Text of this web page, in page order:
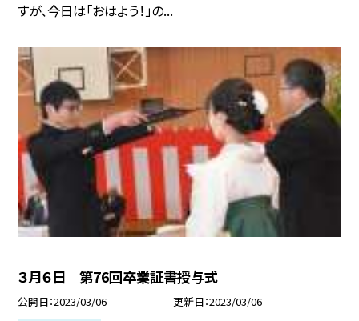
すが、今日は「おはよう！」の...
３月６日 第76回卒業証書授与式
公開日 2023/03/06 更新日 2023/03/06